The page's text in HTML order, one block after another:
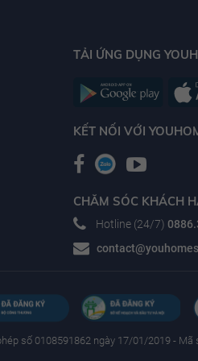
TẢI ỨNG DỤNG
KẾT NỐI VỚI
CHĂM SÓC KHÁCH
Hotline (24/7)
số 0108591862 ngày 17/01/2019 - Mã